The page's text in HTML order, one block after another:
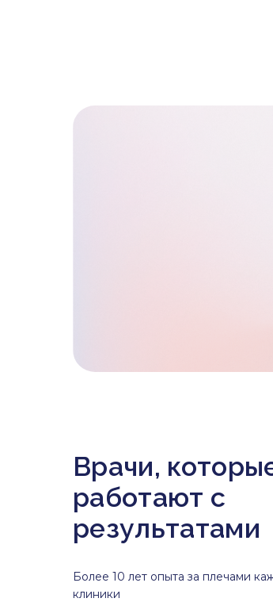
Врачи,
работают с
результатами
Более 10 лет опыта за плечами
клиники